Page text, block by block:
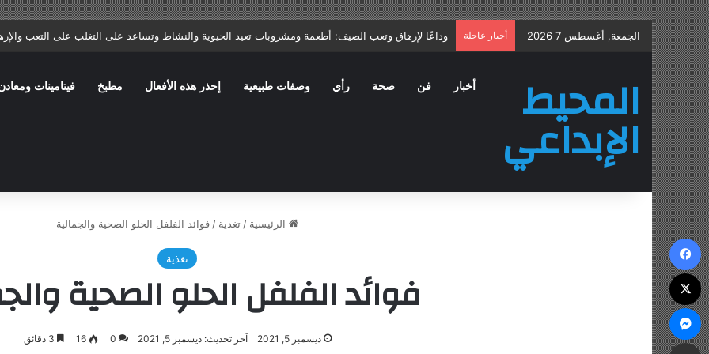
الجمعة, أغسطس 7 2026 أخبار عاجلة علاج التهاب البروستاتا: ماذا يصف الطبيب؟ وما الأخطاء الشائعة التي تؤخر الشفاء؟
المحيط
الإبداعي
أخبار فن صحة رأي وصفات طبيعية إحذر هذه الأفعال مطبخ فيتامينات
الرئيسية / تغذية / فوائد الفلفل الحلو الصحية والجمالية
تغذية
فوائد الفلفل الحلو الصحية
ديسمبر 5, 2021 آخر تحديث: ديسمبر 5, 2021 0
16
فيسبوك
‫X
ماسنجر
مشاركة عبر البريد